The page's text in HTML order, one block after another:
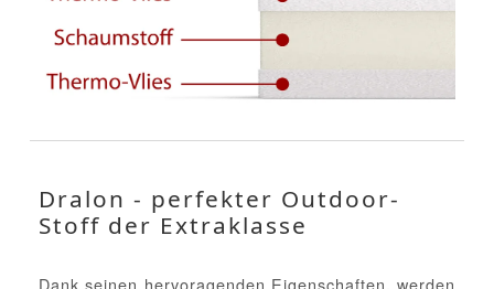
Dralon - perfekter Outdoor-
Stoff der Extraklasse
Dank seinen hervoragenden Eigenschaften, werden